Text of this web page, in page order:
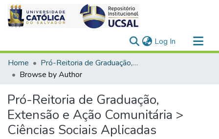
Log In (current)
Communities & Collections
All of DSpace
Home
Pró-Reitoria de Graduação, Extensão e Ação Comunitária > Ciências Sociais Aplicadas
Browse by Author
Pró-Reitoria de Graduação,
Extensão e Ação Comunitária >
Ciências Sociais Aplicadas